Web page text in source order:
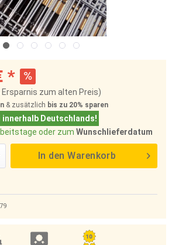
*
Ersparnis zum alten Preis)
& zusätzlich bis zu 20% sparen
Deutschlands!
oder zum Wunschlieferdatum
In den Warenkorb